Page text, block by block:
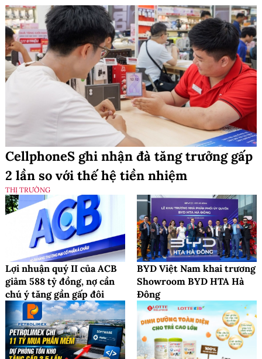
CellphoneS ghi nhận đà tăng trưởng gấp
2 lần so với thế hệ tiền nhiệm
THỊ TRƯỜNG
Lợi nhuận quý II của ACB
giảm 588 tỷ đồng, nợ cần
chú ý tăng gần gấp đôi
BYD Việt Nam khai trương
Showroom BYD HTA Hà
Đông